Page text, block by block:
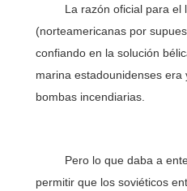
La razón oficial para el
(norteamericanas por
confiando en la solución
marina estadounidenses
bombas incendiarias.
Pero lo que daba a
permitir que los soviéticos